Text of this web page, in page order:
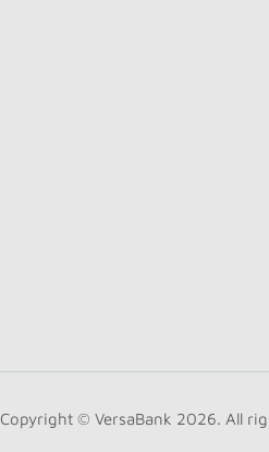
Copyright © VersaBank 2026. All